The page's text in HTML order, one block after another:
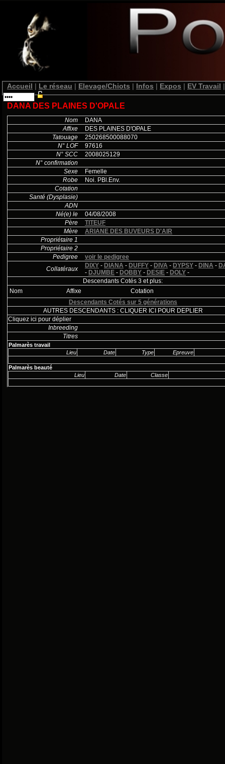
Accueil | Le réseau | Elevage/Chiots | Infos | Expos | EV Travail |
DANA DES PLAINES D'OPALE
Nom
DANA
Affixe
DES PLAINES D'OPALE
Tatouage
250268500088070
N° LOF
97616
N° SCC
2008025129
N° confirmation
Sexe
Femelle
Robe
Noi. PBl.Env.
Cotation
Santé (Dysplasie)
ADN
Né(e) le
04/08/2008
Père
TITEUF
Mère
ARIANE DES BUVEURS D'AIR
Propriétaire 1
Propriétaire 2
Pedigree
voir le pedigree
Collatéraux
DIXY - DIANA - DUFFY - DIVA - DYPSY - DINA -
- DJUMBE - DOBBY - DESIE - DOLY -
Descendants Cotés 3 et plus:
Nom
Affixe
Cotation
Descendants Cotés sur 5 générations
AUTRES DESCENDANTS : CLIQUER ICI POUR DEPLIER
Cliquez ici pour déplier
Inbreeding
Titres
Palmarès travail
Lieu
Date Type Epreuve
Palmarès beauté
Lieu
Date Classe